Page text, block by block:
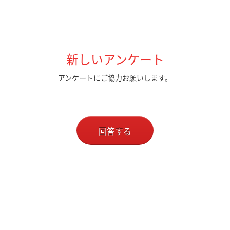
新しいアンケート
アンケートにご協力お願いします。
回答する